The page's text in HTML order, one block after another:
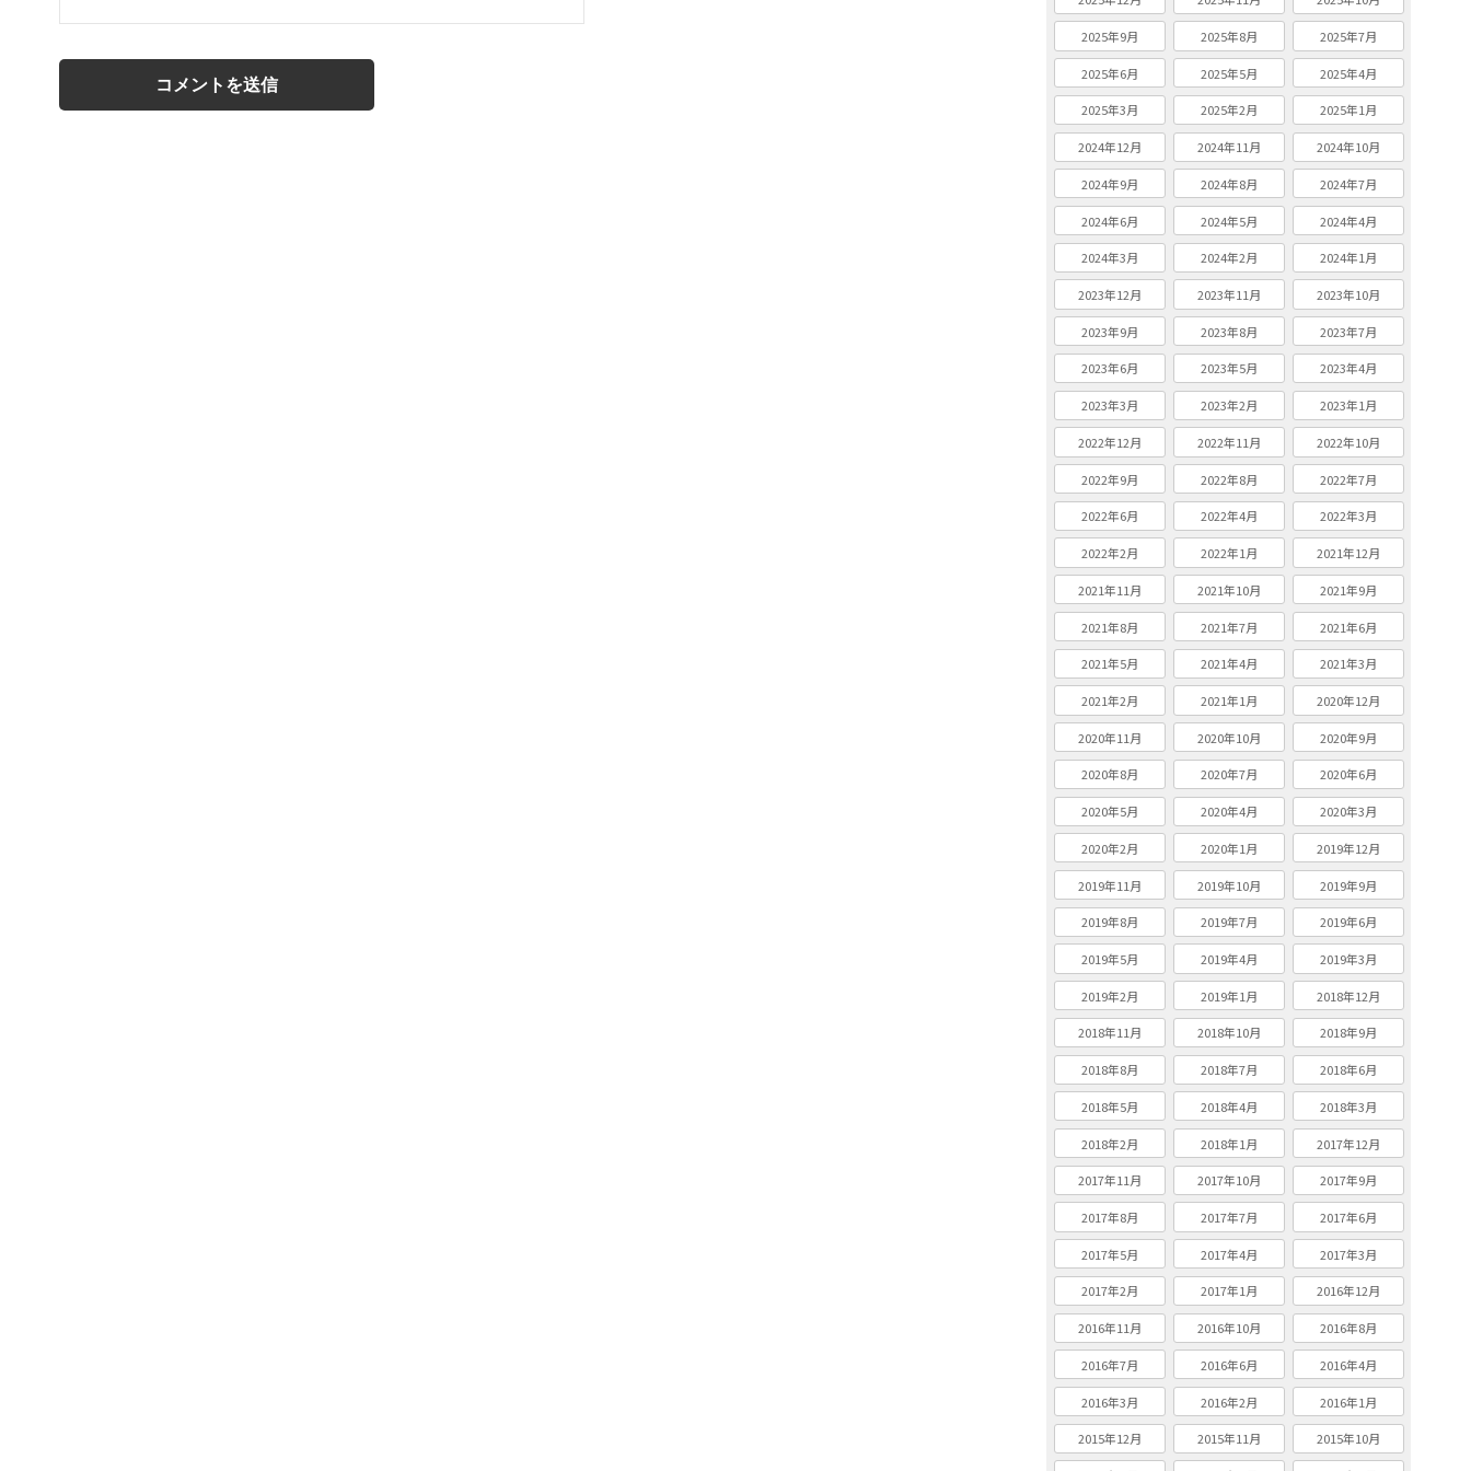
2025年9月 2025年8月 2025年7月
2025年6月 2025年5月 2025年4月
2025年3月 2025年2月 2025年1月
2024年12月 2024年11月 2024年10月
2024年9月 2024年8月 2024年7月
2024年6月 2024年5月 2024年4月
2024年3月 2024年2月 2024年1月
2023年12月 2023年11月 2023年10月
2023年9月 2023年8月 2023年7月
2023年6月 2023年5月 2023年4月
2023年3月 2023年2月 2023年1月
2022年12月 2022年11月 2022年10月
2022年9月 2022年8月 2022年7月
2022年6月 2022年4月 2022年3月
2022年2月 2022年1月 2021年12月
2021年11月 2021年10月 2021年9月
2021年8月 2021年7月 2021年6月
2021年5月 2021年4月 2021年3月
2021年2月 2021年1月 2020年12月
2020年11月 2020年10月 2020年9月
2020年8月 2020年7月 2020年6月
2020年5月 2020年4月 2020年3月
2020年2月 2020年1月 2019年12月
2019年11月 2019年10月 2019年9月
2019年8月 2019年7月 2019年6月
2019年5月 2019年4月 2019年3月
2019年2月 2019年1月 2018年12月
2018年11月 2018年10月 2018年9月
2018年8月 2018年7月 2018年6月
2018年5月 2018年4月 2018年3月
2018年2月 2018年1月 2017年12月
2017年11月 2017年10月 2017年9月
2017年8月 2017年7月 2017年6月
2017年5月 2017年4月 2017年3月
2017年2月 2017年1月 2016年12月
2016年11月 2016年10月 2016年8月
2016年7月 2016年6月 2016年4月
2016年3月 2016年2月 2016年1月
2015年12月 2015年11月 2015年10月